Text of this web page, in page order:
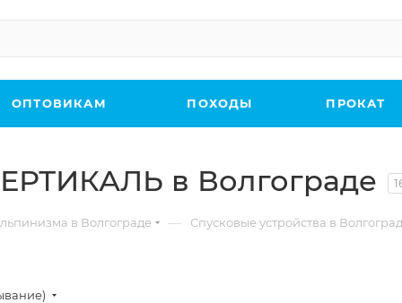
ОПТОВИКАМ ПОХОДЫ ПРОКАТ
в Волгограде
в Волгограде — Спусковые устройства в